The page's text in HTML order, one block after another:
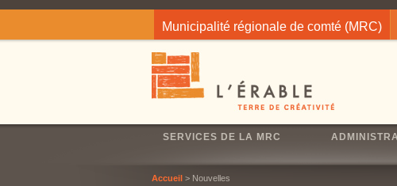
Municipalité régionale de comté (MRC)
SERVICES DE LA MRC
Accueil> Nouvelles